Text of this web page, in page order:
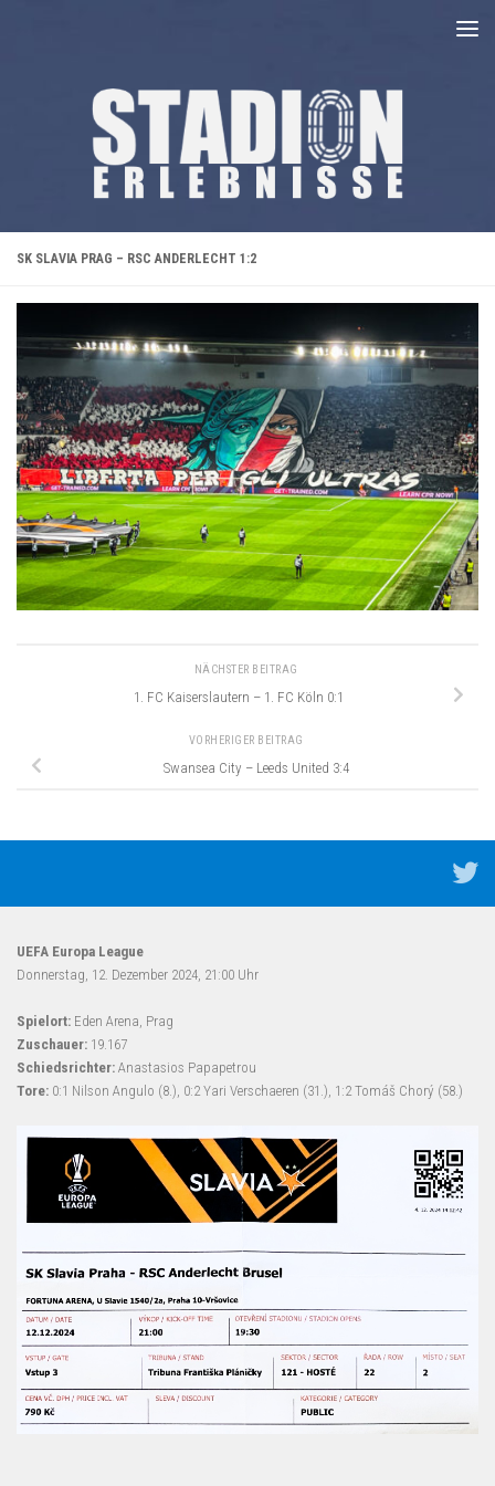
SK SLAVIA PRAG – RSC ANDERLECHT 1:2
NÄCHSTER BEITRAG
1. FC Kaiserslautern – 1. FC Köln 0:1
VORHERIGER BEITRAG
Swansea City – Leeds United 3:4
UEFA Europa League
Donnerstag, 12. Dezember 2024, 21:00 Uhr
Spielort: Eden Arena, Prag
Zuschauer: 19.167
Schiedsrichter: Anastasios Papapetrou
Tore: 0:1 Nilson Angulo (8.), 0:2 Yari Verschaeren (31.), 1:2 Tomáš Chorý (58.)